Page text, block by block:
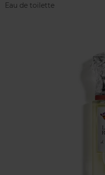
Eau de toilette